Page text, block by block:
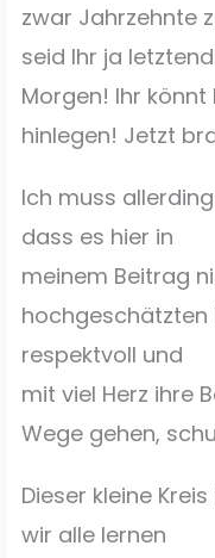
zwar Jahrzehnte
seid Ihr ja
Morgen! Ihr könnt
hinlegen! Jetzt
Ich muss
dass es hier in
meinem Beitrag
hochgeschätzten
respektvoll und
mit viel Herz ihre
Wege gehen,
Dieser kleine
wir alle lernen